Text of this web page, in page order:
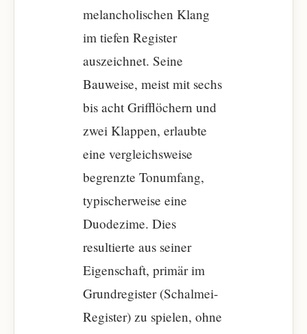
melancholischen Klang
im tiefen Register
auszeichnet. Seine
Bauweise, meist mit sechs
bis acht Grifflöchern und
zwei Klappen, erlaubte
eine vergleichsweise
begrenzte Tonumfang,
typischerweise eine
Duodezime. Dies
resultierte aus seiner
Eigenschaft, primär im
Grundregister (Schalmei-
Register) zu spielen, ohne